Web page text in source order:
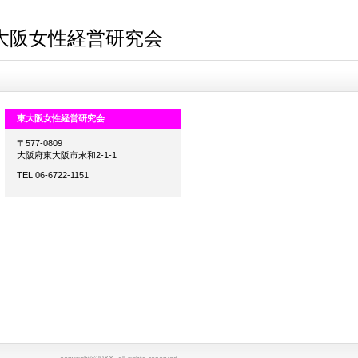
阪女性経営研究会
東大阪女性経営研究会
〒577-0809
大阪府東大阪市永和2-1-1
TEL 06-6722-1151